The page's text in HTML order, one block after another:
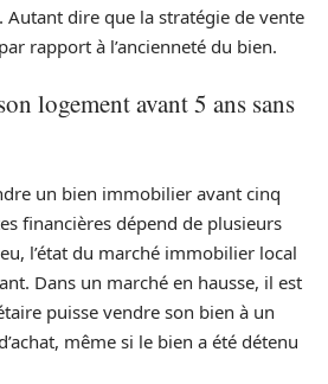
Autant dire que la stratégie de vente
rapport à l’ancienneté du bien.
logement avant 5 ans sans
un bien immobilier avant cinq
financières dépend de plusieurs
l’état du marché immobilier local
Dans un marché en hausse, il est
puisse vendre son bien à un
même si le bien a été détenu